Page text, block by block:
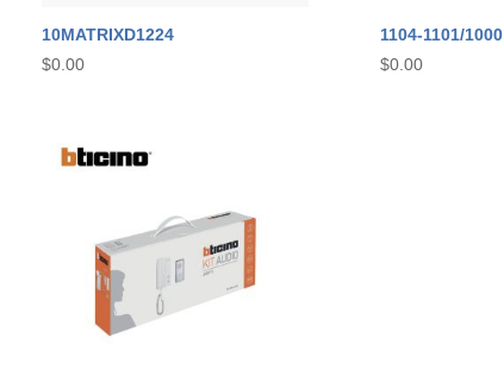
10MATRIXD1224
$0.00
1104-1101/1000
$0.00